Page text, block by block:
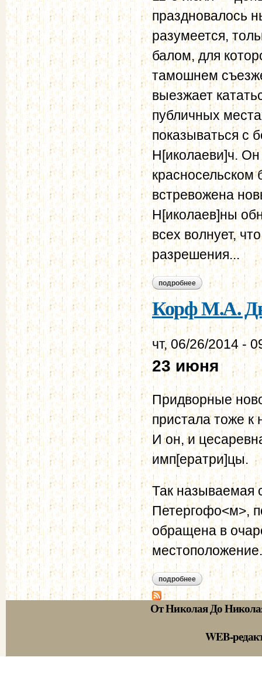
праздновалось
разумеется,
балом, для
тамошнем
выезжает
публичных
показываться с
Н[иколаеви]ч.
красносельском
встревожена
Н[иколаев]ны
всех волнует,
разрешения...
подробнее о корф м.а.
Корф М.А.
чт, 06/26/2014 -
23 июня
Придворные
пристала тоже к
И он, и
имп[ератри]цы.
Так называемая
Петергофо<м>,
обращена в
местоположение.
подробнее о корф м.а.
От Николая До
WEB-